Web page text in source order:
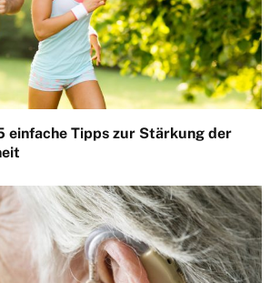
einfache Tipps zur Stärkung der